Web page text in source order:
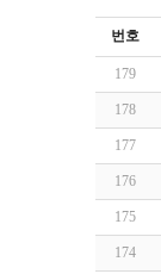
번호
179
178
177
176
175
174